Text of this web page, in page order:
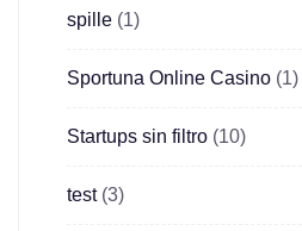
spille (1)
Sportuna Online Casino (1)
Startups sin filtro (10)
test(3)